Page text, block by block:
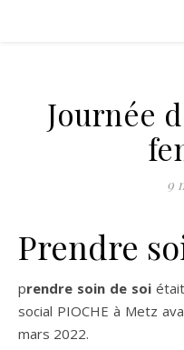
Journée
9
Prendre
prendre soin de soi
social PIOCHE à Metz
mars 2022.